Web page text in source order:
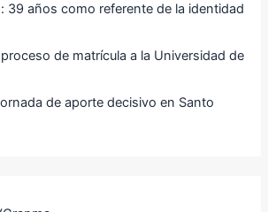
39 años como referente de la identidad
de matrícula a la Universidad de
de aporte decisivo en Santo